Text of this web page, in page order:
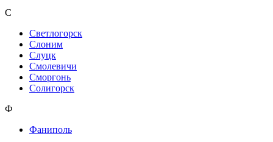
С
Светлогорск
Слоним
Слуцк
Смолевичи
Сморгонь
Солигорск
Ф
Фаниполь